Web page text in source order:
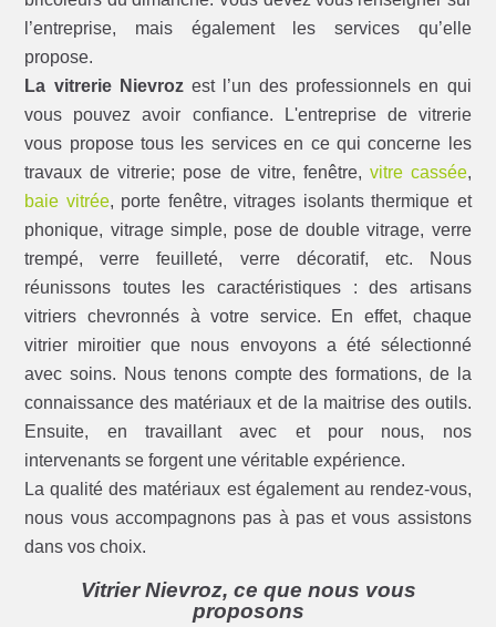
l’entreprise, mais également les services qu’elle
propose.
La vitrerie Nievrozest l’un des professionnels en qui
vous pouvez avoir confiance. L'entreprise de vitrerie
vous propose tous les services en ce qui concerne les
travaux de vitrerie; pose de vitre, fenêtre, vitre cassée,
baie vitrée, porte fenêtre, vitrages isolants thermique et
phonique, vitrage simple, pose de double vitrage, verre
trempé, verre feuilleté, verre décoratif, etc. Nous
réunissons toutes les caractéristiques : des artisans
vitriers chevronnés à votre service. En effet, chaque
vitrier miroitier que nous envoyons a été sélectionné
avec soins. Nous tenons compte des formations, de la
connaissance des matériaux et de la maitrise des outils.
Ensuite, en travaillant avec et pour nous, nos
intervenants se forgent une véritable expérience.
La qualité des matériaux est également au rendez-vous,
nous vous accompagnons pas à pas et vous assistons
dans vos choix.
Vitrier Nievroz, ce que nous vous
proposons